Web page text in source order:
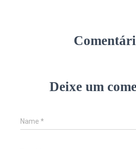
Deixe um
Name *